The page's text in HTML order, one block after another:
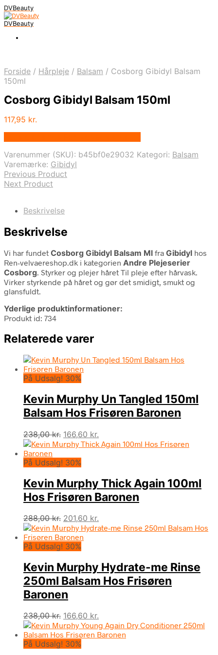
DVBeauty
DVBeauty
Forside / Hårpleje / Balsam / Cosborg Gibidyl Balsam
150ml
Cosborg Gibidyl Balsam 150ml
117,95 kr.
Varenummer (SKU): b45bf0e29032 Kategori: Balsam
Varemærke: Gibidyl
Previous Product
Next Product
Beskrivelse
Beskrivelse
Vi har fundet Cosborg Gibidyl Balsam Ml fra Gibidyl hos
Ren-velvaereshop.dk i kategorien Andre Plejeserier
Cosborg. Styrker og plejer håret Til pleje efter hårvask.
Virker styrkende på håret og gør det smidigt, smukt og
glansfuldt.
Yderlige produktinformationer:
Produkt id: 734
Relaterede varer
På Udsalg! 30%
Kevin Murphy Un Tangled 150ml
Balsam Hos Frisøren Baronen
238,00kr. Den
oprindelige
var:
166,60 kr.
aktuelle
På Udsalg! 30%
Kevin Murphy Thick Again 100ml
Hos Frisøren Baronen
288,00kr. Den
oprindelige
pris
var:
201,60 kr.
aktuelle
På Udsalg! 30%
Kevin Murphy Hydrate-me Rinse
250ml Balsam Hos Frisøren
Baronen
238,00kr. Den
oprindelige
pris
var:
166,60 kr.
aktuelle
pris
På Udsalg! 30%